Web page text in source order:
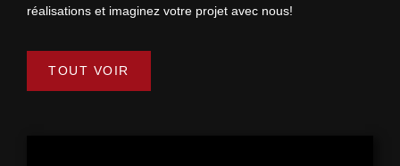
réalisations et imaginez votre projet avec nous!
TOUT VOIR